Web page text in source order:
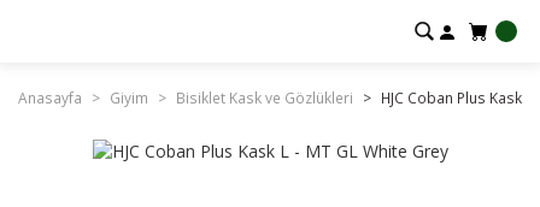
Anasayfa Giyim Bisiklet Kask ve Gözlükleri HJC Coban Plus Kask